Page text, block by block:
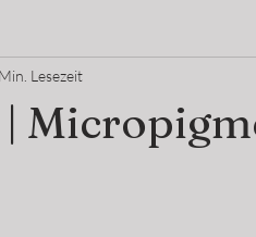
Lesezeit